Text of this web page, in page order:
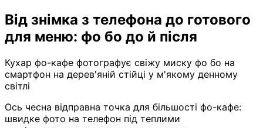
Від знімка з телефона до готового
для меню: фо бо до й після
Кухар фо-кафе фотографує свіжу миску фо бо на
смартфон на дерев'яній стійці у м'якому денному
світлі
Ось чесна відправна точка для більшості фо-кафе:
швидке фото на телефон під теплими